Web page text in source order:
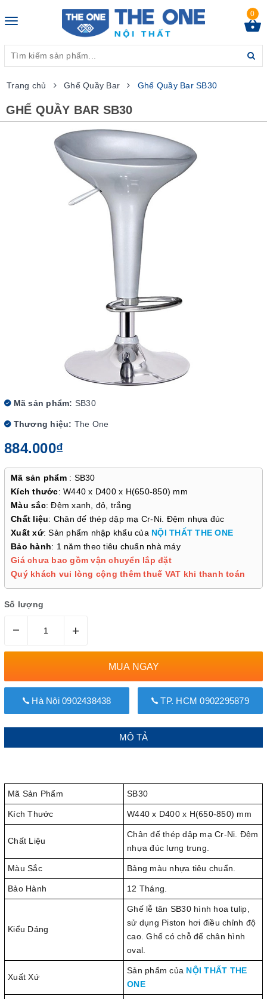
Toggle
0
Trang chủ Ghế Quầy Bar Ghế Quầy Bar SB30
GHẾ QUẦY BAR SB30
Mã sản phẩm: SB30
Thương hiệu: The One
884.000₫
Mã sản phẩm: SB30
Kích thước: W440 x D400 x H(650-850) mm
Màu sắc: Đệm xanh, đỏ, trắng
Chất liệu: Chân đế thép dập mạ Cr-Ni. Đệm nhựa đúc
Xuất xứ: Sản phẩm nhập khẩu của NỘI THẤT THE ONE
Bảo hành: 1 năm theo tiêu chuẩn nhà máy
Giá chưa bao gồm vận chuyển lắp đặt
Quý khách vui lòng cộng thêm thuế VAT khi thanh toán
Số lượng
– +
MUA NGAY
Hà Nội 0902438438 TP. HCM 0902295879
MÔ TẢ
Mã Sản Phẩm SB30
Kích Thước W440 x D400 x H(650-850) mm
Chất Liệu
Chân đế thép dập mạ Cr-Ni. Đệm
nhựa đúc lưng trung.
Màu Sắc Bảng màu nhựa tiêu chuẩn.
Bảo Hành 12 Tháng.
Kiểu Dáng
Ghế lễ tân SB30 hình hoa tulip,
sử dụng Piston hơi điều chỉnh độ
cao. Ghế có chỗ để chân hình
oval.
Xuất Xứ
Sản phẩm của NỘI THẤT THE
ONE